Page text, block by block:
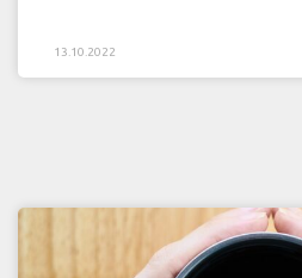
13.10.2022